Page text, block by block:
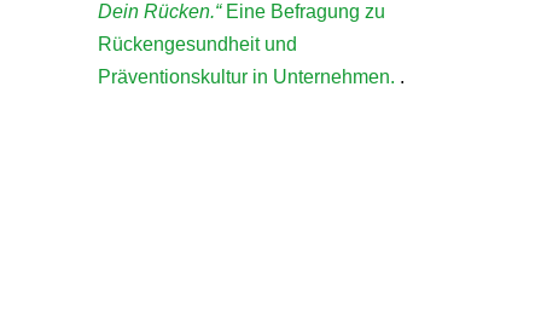
Dein Rücken.“Eine Befragung zu
Rückengesundheit und
Präventionskultur in Unternehmen. .